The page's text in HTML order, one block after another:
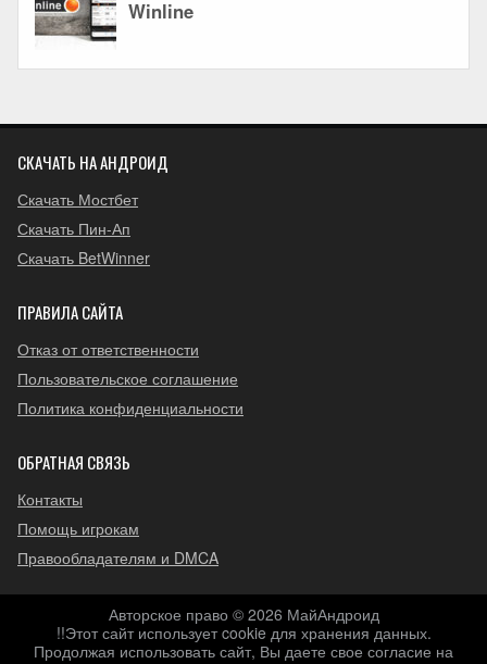
СКАЧАТЬ НА АНДРОИД
Скачать Мостбет
Скачать Пин-Ап
Скачать BetWinner
ПРАВИЛА САЙТА
Отказ от ответственности
Пользовательское соглашение
Политика конфиденциальности
ОБРАТНАЯ СВЯЗЬ
Контакты
Помощь игрокам
Правообладателям и DMCA
Авторское право © 2026 МайАндроид
!!Этот сайт использует cookie для хранения данных.
Продолжая использовать сайт, Вы даете свое согласие на